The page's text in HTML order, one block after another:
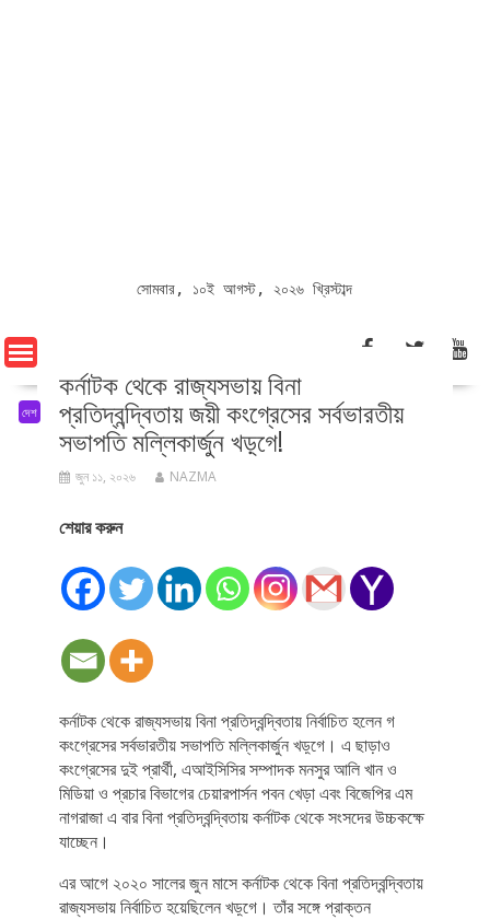
সোমবার, ১০ই আগস্ট, ২০২৬ খ্রিস্টাব্দ
দেশ
কর্নাটক থেকে রাজ্যসভায় বিনা
প্রতিদ্বন্দ্বিতায় জয়ী কংগ্রেসের সর্বভারতীয়
সভাপতি মল্লিকার্জুন খড়্গে!
জুন ১১, ২০২৬ NAZMA
শেয়ার করুন
কর্নাটক থেকে রাজ্যসভায় বিনা প্রতিদ্বন্দ্বিতায় নির্বাচিত হলেন গ
কংগ্রেসের সর্বভারতীয় সভাপতি মল্লিকার্জুন খড়্গে। এ ছাড়াও
কংগ্রেসের দুই প্রার্থী, এআইসিসির সম্পাদক মনসুর আলি খান ও
মিডিয়া ও প্রচার বিভাগের চেয়ারপার্সন পবন খেড়া এবং বিজেপির এম
নাগরাজা এ বার বিনা প্রতিদ্বন্দ্বিতায় কর্নাটক থেকে সংসদের উচ্চকক্ষে
যাচ্ছেন।
এর আগে ২০২০ সালের জুন মাসে কর্নাটক থেকে বিনা প্রতিদ্বন্দ্বিতায়
রাজ্যসভায় নির্বাচিত হয়েছিলেন খড়্গে। তাঁর সঙ্গে প্রাক্তন